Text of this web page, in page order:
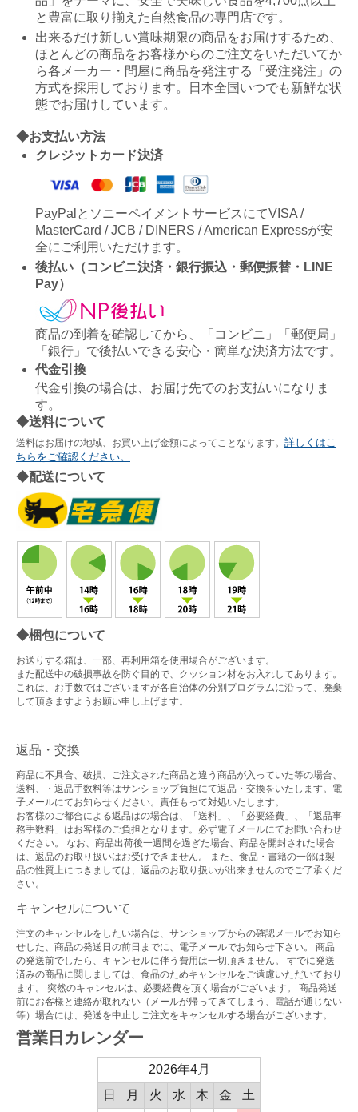
と豊富に取り揃えた自然食品の専門店です。
出来るだけ新しい賞味期限の商品をお届けするため、
ほとんどの商品をお客様からのご注文をいただいてか
ら各メーカー・問屋に商品を発注する「受注発注」の
方式を採用しております。日本全国いつでも新鮮な状
態でお届けしています。
◆お支払い方法
クレジットカード決済
PayPalとソニーペイメントサービスにてVISA /
MasterCard / JCB / DINERS / American Expressが安
全にご利用いただけます。
後払い（コンビニ決済・銀行振込・郵便振替・LINE
Pay）
商品の到着を確認してから、「コンビニ」「郵便局」
「銀行」で後払いできる安心・簡単な決済方法です。
代金引換
代金引換の場合は、お届け先でのお支払いになりま
す。
◆送料について
送料はお届けの地域、お買い上げ金額によってことなります。 詳しくはこ
ちらをご確認ください。
◆配送について
◆梱包について
お送りする箱は、一部、再利用箱を使用場合がございます。
また配送中の破損事故を防ぐ目的で、クッション材をお入れしてあります。
これは、お手数ではございますが各自治体の分別プログラムに沿って、廃棄
して頂きますようお願い申し上げます。
返品・交換
商品に不具合、破損、ご注文された商品と違う商品が入っていた等の場合、
送料、・返品手数料等はサンショップ負担にて返品・交換をいたします。電
子メールにてお知らせください。責任もって対処いたします。
お客様のご都合による返品はの場合は、「送料」、「必要経費」、「返品事
務手数料」はお客様のご負担となります。必ず電子メールにてお問い合わせ
ください。 なお、商品出荷後一週間を過ぎた場合、商品を開封された場合
は、返品のお取り扱いはお受けできません。 また、食品・書籍の一部は製
品の性質上につきましては、返品のお取り扱いが出来ませんのでご了承くだ
さい。
キャンセルについて
注文のキャンセルをしたい場合は、サンショップからの確認メールでお知ら
せした、商品の発送日の前日までに、電子メールでお知らせ下さい。 商品
の発送前でしたら、キャンセルに伴う費用は一切頂きません。 すでに発送
済みの商品に関しましては、食品のためキャンセルをご遠慮いただいており
ます。 突然のキャンセルは、必要経費を頂く場合がございます。 商品発送
前にお客様と連絡が取れない（メールが帰ってきてしまう、電話が通じない
等）場合には、発送を中止しご注文をキャンセルする場合がございます。
営業日カレンダー
2026年4月
日
月 火 水 木 金
土